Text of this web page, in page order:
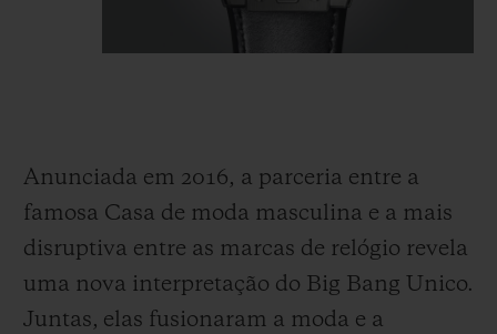
Anunciada em 2016, a parceria entre a
famosa Casa de moda masculina e a mais
disruptiva entre as marcas de relógio revela
uma nova interpretação do Big Bang Unico.
Juntas, elas fusionaram a moda e a